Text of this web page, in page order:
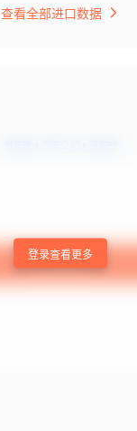
查看全部进口数据
登录查看更多